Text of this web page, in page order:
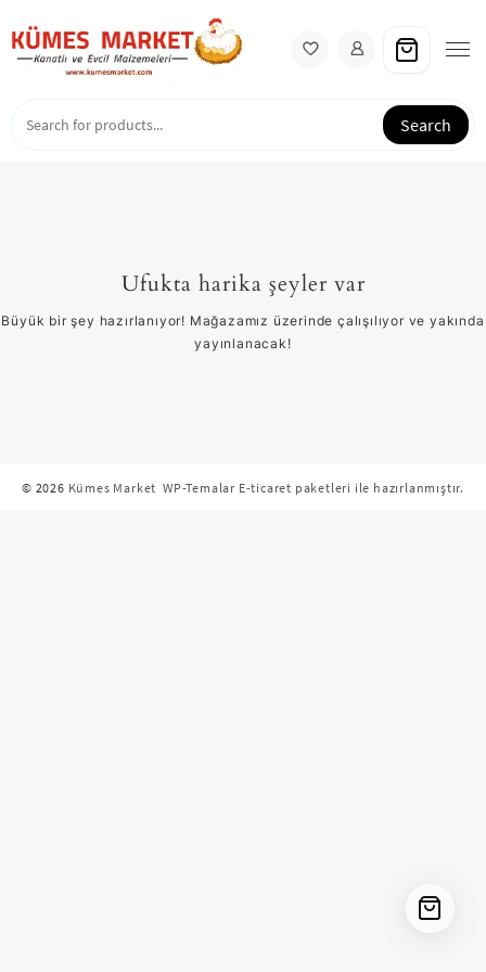
to
content
Search
Ufukta harika şeyler var
Büyük bir şey hazırlanıyor! Mağazamız üzerinde çalışılıyor ve yakında
yayınlanacak!
© 2026 Kümes Market WP-Temalar E-ticaret paketleri ile hazırlanmıştır.